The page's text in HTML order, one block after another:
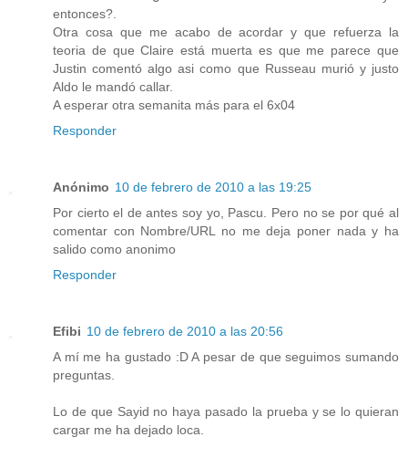
entonces?.
Otra cosa que me acabo de acordar y que refuerza la
teoria de que Claire está muerta es que me parece que
Justin comentó algo asi como que Russeau murió y justo
Aldo le mandó callar.
A esperar otra semanita más para el 6x04
Responder
Anónimo 10 de febrero de 2010 a las 19:25
Por cierto el de antes soy yo, Pascu. Pero no se por qué al
comentar con Nombre/URL no me deja poner nada y ha
salido como anonimo
Responder
Efibi 10 de febrero de 2010 a las 20:56
A mí me ha gustado :D A pesar de que seguimos sumando
preguntas.
Lo de que Sayid no haya pasado la prueba y se lo quieran
cargar me ha dejado loca.